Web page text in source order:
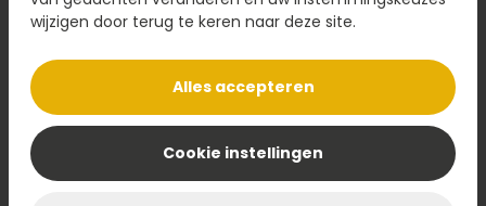
Ontwerp maken
Omschrijving
Breng de magie van Frozen tot leven met deze
sprookjesachtige
! De taart bestaat uit
wijzigen door terug te keren naar deze site.
Alles accepteren
Cookie instellingen